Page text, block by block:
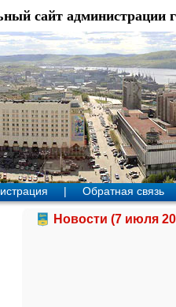
сайт администрации
| Обратная связь
Новости (7 июля